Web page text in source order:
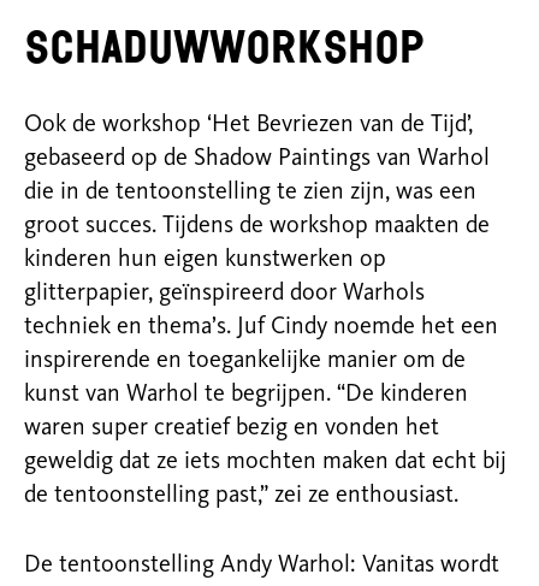
Schaduwworkshop
Ook de workshop ‘Het Bevriezen van de Tijd’,
gebaseerd op de Shadow Paintings van Warhol
die in de tentoonstelling te zien zijn, was een
groot succes. Tijdens de workshop maakten de
kinderen hun eigen kunstwerken op
glitterpapier, geïnspireerd door Warhols
techniek en thema’s. Juf Cindy noemde het een
inspirerende en toegankelijke manier om de
kunst van Warhol te begrijpen. “De kinderen
waren super creatief bezig en vonden het
geweldig dat ze iets mochten maken dat echt bij
de tentoonstelling past,” zei ze enthousiast.
De tentoonstelling Andy Warhol: Vanitas wordt